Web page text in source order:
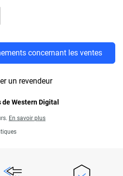
concernant les ventes
un revendeur
Western Digital
En savoir plus